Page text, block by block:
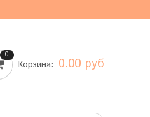
0
Корзина: 0.00 руб